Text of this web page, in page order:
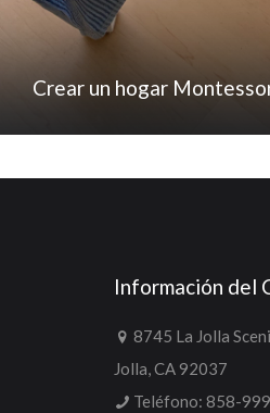
Crear un hogar
Información del
8745 La Jolla
Jolla, CA 92037
Teléfono: 858-